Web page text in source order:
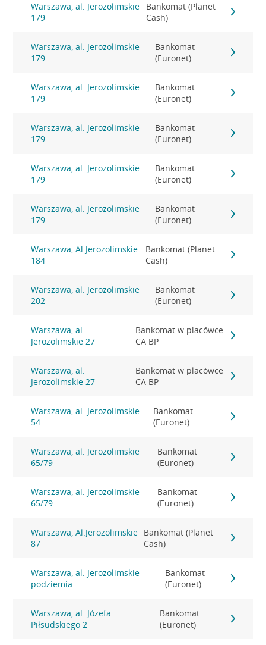
Warszawa, al. Jerozolimskie
179
Bankomat (Planet
Cash)
Warszawa, al. Jerozolimskie
179
Bankomat
(Euronet)
Warszawa, al. Jerozolimskie
179
Bankomat
(Euronet)
Warszawa, al. Jerozolimskie
179
Bankomat
(Euronet)
Warszawa, al. Jerozolimskie
179
Bankomat
(Euronet)
Warszawa, al. Jerozolimskie
179
Bankomat
(Euronet)
Warszawa, Al.Jerozolimskie
184
Bankomat (Planet
Cash)
Warszawa, al. Jerozolimskie
202
Bankomat
(Euronet)
Warszawa, al.
Jerozolimskie 27
Bankomat w placówce
CA BP
Warszawa, al.
Jerozolimskie 27
Bankomat w placówce
CA BP
Warszawa, al. Jerozolimskie
54
Bankomat
(Euronet)
Warszawa, al. Jerozolimskie
65/79
Bankomat
(Euronet)
Warszawa, al. Jerozolimskie
65/79
Bankomat
(Euronet)
Warszawa, Al.Jerozolimskie
87
Bankomat (Planet
Cash)
Warszawa, al. Jerozolimskie -
podziemia
Bankomat
(Euronet)
Warszawa, al. Józefa
Piłsudskiego 2
Bankomat
(Euronet)